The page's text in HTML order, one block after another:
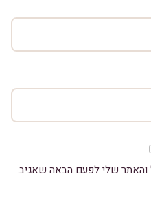
שלי לפעם הבאה שאגיב.